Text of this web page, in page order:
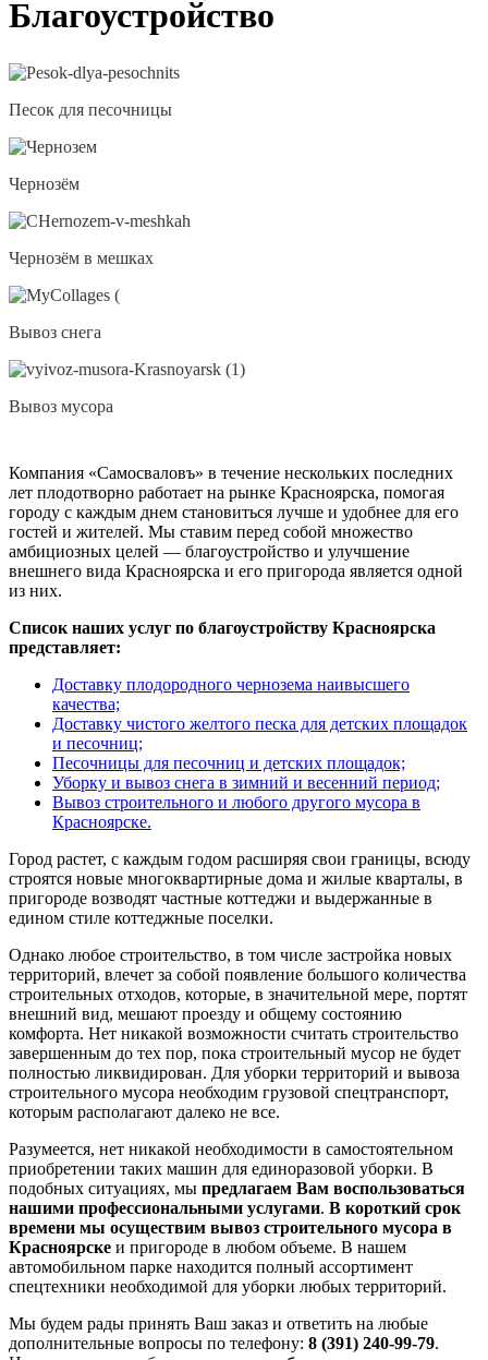
Благоустройство
Песок для песочницы
Чернозём
Чернозём в мешках
Вывоз снега
Вывоз мусора
Компания «Самосваловъ» в течение нескольких последних
лет плодотворно работает на рынке Красноярска, помогая
городу с каждым днем становиться лучше и удобнее для его
гостей и жителей. Мы ставим перед собой множество
амбициозных целей — благоустройство и улучшение
внешнего вида Красноярска и его пригорода является одной
из них.
Список наших услуг по благоустройству Красноярска
представляет:
Доставку плодородного чернозема наивысшего
качества;
Доставку чистого желтого песка для детских площадок
и песочниц;
Песочницы для песочниц и детских площадок;
Уборку и вывоз снега в зимний и весенний период;
Вывоз строительного и любого другого мусора в
Красноярске.
Город растет, с каждым годом расширяя свои границы, всюду
строятся новые многоквартирные дома и жилые кварталы, в
пригороде возводят частные коттеджи и выдержанные в
едином стиле коттеджные поселки.
Однако любое строительство, в том числе застройка новых
территорий, влечет за собой появление большого количества
строительных отходов, которые, в значительной мере, портят
внешний вид, мешают проезду и общему состоянию
комфорта. Нет никакой возможности считать строительство
завершенным до тех пор, пока строительный мусор не будет
полностью ликвидирован. Для уборки территорий и вывоза
строительного мусора необходим грузовой спецтранспорт,
которым располагают далеко не все.
Разумеется, нет никакой необходимости в самостоятельном
приобретении таких машин для единоразовой уборки. В
подобных ситуациях, мы предлагаем Вам воспользоваться
нашими профессиональными услугами. В короткий срок
времени мы осуществим вывоз строительного мусора в
Красноярске и пригороде в любом объеме. В нашем
автомобильном парке находится полный ассортимент
спецтехники необходимой для уборки любых территорий.
Мы будем рады принять Ваш заказ и ответить на любые
дополнительные вопросы по телефону: 8 (391) 240-99-79.